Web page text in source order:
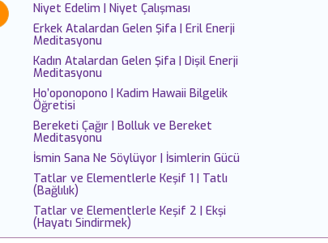
Niyet Edelim | Niyet Çalışması
Erkek Atalardan Gelen Şifa | Eril Enerji
Meditasyonu
Kadın Atalardan Gelen Şifa | Dişil Enerji
Meditasyonu
Ho’oponopono | Kadim Hawaii Bilgelik
Öğretisi
Bereketi Çağır | Bolluk ve Bereket
Meditasyonu
İsmin Sana Ne Söylüyor | İsimlerin Gücü
Tatlar ve Elementlerle Keşif 1 | Tatlı
(Bağlılık)
Tatlar ve Elementlerle Keşif 2 | Ekşi
(Hayatı Sindirmek)